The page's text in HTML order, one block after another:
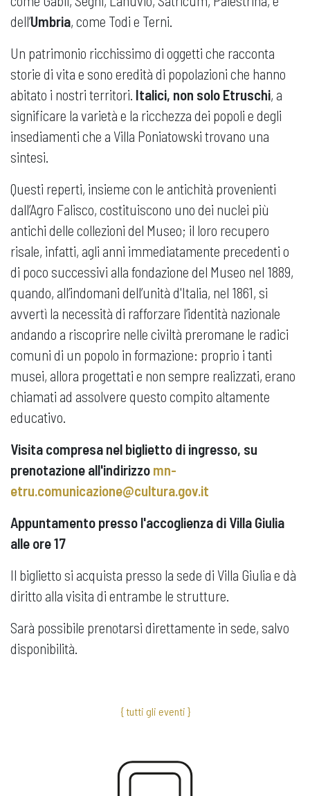
dell’Umbria, come Todi e Terni.
Un patrimonio ricchissimo di oggetti che racconta
storie di vita e sono eredità di popolazioni che hanno
abitato i nostri territori. Italici, non solo Etruschi, a
significare la varietà e la ricchezza dei popoli e degli
insediamenti che a Villa Poniatowski trovano una
sintesi.
Questi reperti, insieme con le antichità provenienti
dall’Agro Falisco, costituiscono uno dei nuclei più
antichi delle collezioni del Museo; il loro recupero
risale, infatti, agli anni immediatamente precedenti o
di poco successivi alla fondazione del Museo nel 1889,
quando, all’indomani dell’unità d'Italia, nel 1861, si
avvertì la necessità di rafforzare l’identità nazionale
andando a riscoprire nelle civiltà preromane le radici
comuni di un popolo in formazione: proprio i tanti
musei, allora progettati e non sempre realizzati, erano
chiamati ad assolvere questo compito altamente
educativo.
Visita compresa nel biglietto di ingresso, su
prenotazione all'indirizzo mn-
etru.comunicazione@cultura.gov.it
Appuntamento presso l'accoglienza di Villa Giulia
alle ore 17
Il biglietto si acquista presso la sede di Villa Giulia e dà
diritto alla visita di entrambe le strutture.
Sarà possibile prenotarsi direttamente in sede, salvo
disponibilità.
{ tutti gli eventi }